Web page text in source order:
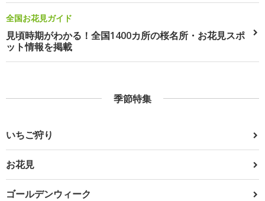
全国お花見ガイド
見頃時期がわかる！全国1400カ所の桜名所・お花見スポ
ット情報を掲載
季節特集
いちご狩り
お花見
ゴールデンウィーク